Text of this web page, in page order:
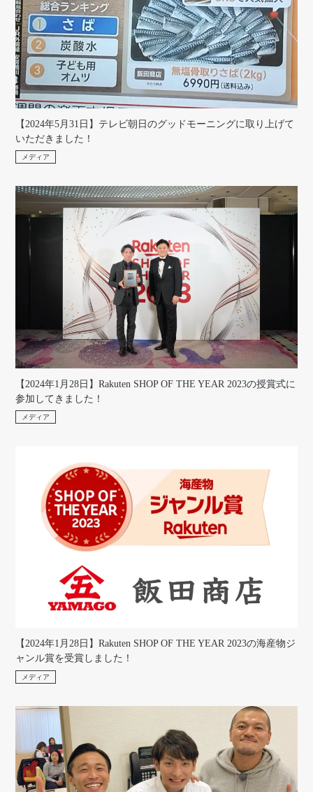
【2024年5月31日】テレビ朝日のグッドモーニングに取り上げて
いただきました！
メディア
【2024年1月28日】Rakuten SHOP OF THE YEAR 2023の授賞式に
参加してきました！
メディア
【2024年1月28日】Rakuten SHOP OF THE YEAR 2023の海産物ジ
ャンル賞を受賞しました！
メディア